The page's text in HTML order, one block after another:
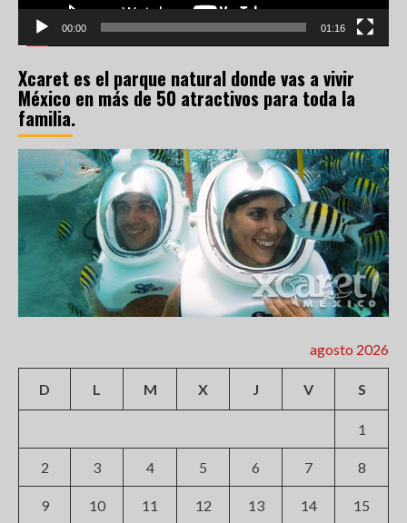
00:00 01:16
Xcaret es el parque natural donde vas a vivir
México en más de 50 atractivos para toda la
familia.
agosto 2026
D L M X J V S
1
2 3 4 5 6 7 8
9 10 11 12 13 14 15